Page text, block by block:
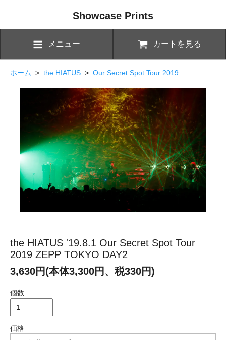
Showcase Prints
メニュー カートを見る
ホーム > the HIATUS > Our Secret Spot Tour 2019
the HIATUS '19.8.1 Our Secret Spot Tour
2019 ZEPP TOKYO DAY2
3,630円(本体3,300円、税330円)
個数
価格